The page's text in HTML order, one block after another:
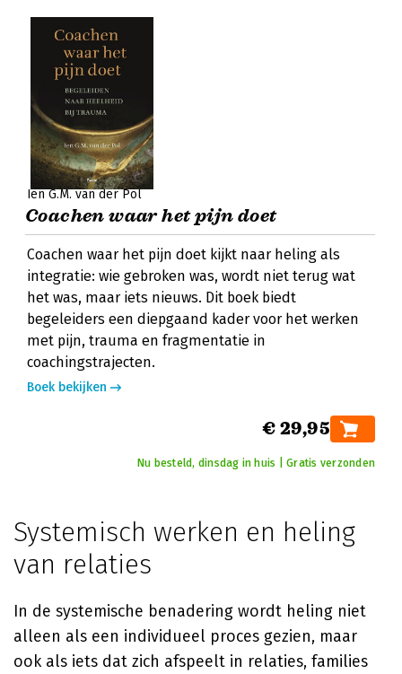
Ien G.M. van der Pol
Coachen waar het pijn doet
Coachen waar het pijn doet kijkt naar heling als
integratie: wie gebroken was, wordt niet terug wat
het was, maar iets nieuws. Dit boek biedt
begeleiders een diepgaand kader voor het werken
met pijn, trauma en fragmentatie in
coachingstrajecten.
Boek bekijken
€ 29,95
Nu besteld, dinsdag in huis | Gratis verzonden
Systemisch werken en heling
van relaties
In de systemische benadering wordt heling niet
alleen als een individueel proces gezien, maar
ook als iets dat zich afspeelt in relaties, families